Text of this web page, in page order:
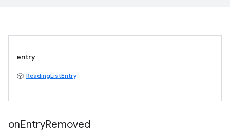
entry
ReadingListEntry
onEntryRemoved